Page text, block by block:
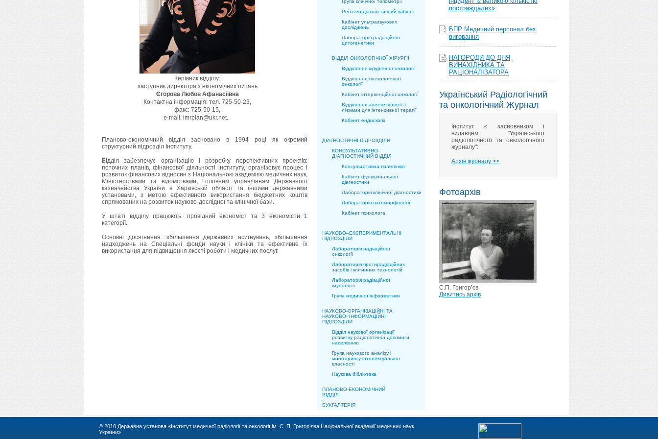
Група клінічної топометрії
Рентген-діагностичний кабінет
Кабінет ультразвукових
досліджень
Лабораторія радіаційної
цитогенетики
ВІДДІЛ ОНКОЛОГІЧНОЇ ХІРУРГІЇ
Відділення хірургічної онкології
Відділення гінекологічної
онкології
Кабінет інтервенційної онкології
Відділення анестезіології з
ліжками для інтенсивної терапії
Кабінет ендоскопіі
ДІАГНОСТИЧНІ ПІДРОЗДІЛИ
КОНСУЛЬТАТИВНО-
ДІАГНОСТИЧНИЙ ВІДДІЛ
Консультативна поліклініка
Кабінет функціональної
діагностики
Лабораторія клінічної діагностики
Лабораторія патоморфології
Кабінет психолога
НАУКОВО–ЕКСПЕРИМЕНТАЛЬНІ
ПІДРОЗДІЛИ
Лабораторія радіаційної
онкології
Лабораторія протирадіаційних
засобів і клітинних технологій
Лабораторія радіаційної
імунології
Група медичної інформатики
НАУКОВО-ОРГАНІЗАЦІЙНІ ТА
НАУКОВО- ІНФОРМАЦІЙНІ
ПІДРОЗДІЛИ
Відділ наукової організації
розвитку радіологічної допомоги
населенню
Група наукового аналізу і
моніторингу інтелектуальної
власності
Наукова бібліотека
ПЛАНОВО-ЕКОНОМІЧНИЙ
ВІДДІЛ
БУХГАЛТЕРІЯ
Керівник відділу:
заступник директора з економічних питань
Єгорова Любов Афанасіївна
Контактна інформація: тел. 725-50-23,
факс: 725-50-15,
e-mail: imrplan@ukr.net.
Планово-економічний відділ засновано в 1994 році як окремий
структурний підрозділ Інституту.
Відділ забезпечує організацію і розробку перспективних проектів:
поточних планів, фінансової діяльності інституту, організовує процес і
розвиток фінансових відносин з Національною академією медичних наук,
Міністерствами та відомствами, Головним управлінням Державного
казначейства України в Харківській області та іншими державними
установами, з метою ефективного використання бюджетних коштів
спрямованих на розвиток науково-дослідної та клінічної бази.
У штаті відділу працюють: провідний економіст та 3 економісти 1
категорії.
Основні досягнення: збільшення державних асигнувань, збільшення
надходжень на Спеціальні фонди науки і клініки та ефективне їх
використання для підвищення якості роботи і медичних послуг.
постраждалих»
БПР Медичний персонал без
вигорання
НАГОРОДИ ДО ДНЯ
ВИНАХІДНИКА ТА
РАЦІОНАЛІЗАТОРА
Український Радіологічний
та онкологічний Журнал
Інститут є засновником і
видавцем "Українського
радіологічного та онкологічного
журналу":
Архів журналу >>
Фотоархів
С.П. Григор’єв
Дивитись архів
© 2010 Державна установа «Інститут медичної радіології та онкології ім. С. П. Григор’єва Національної академії медичних наук
України»